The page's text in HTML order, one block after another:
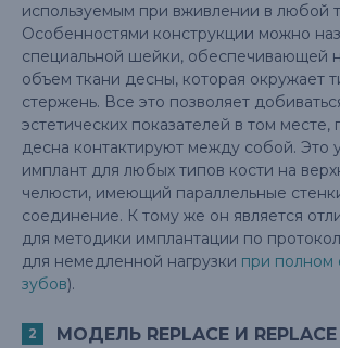
используемым при вживлении в любой
Особенностями конструкции можно
специальной шейки, обеспечивающей
объем ткани десны, которая окружает
стержень. Все это позволяет
эстетических показателей в том месте,
десна контактируют между собой. Это
имплант для любых типов кости на
челюсти, имеющий параллельные
соединение. К тому же он является
для методики имплантации по
для немедленной нагрузки при полном
зубов).
МОДЕЛЬ REPLACE И REPLACE